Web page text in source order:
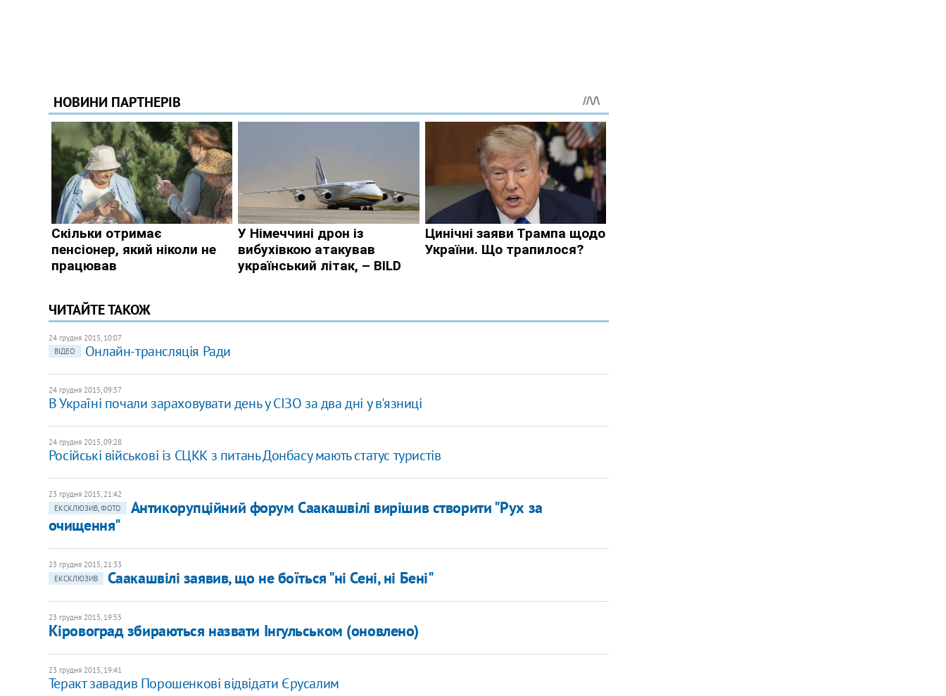
ЧИТАЙТЕ ТАКОЖ
24 грудня 2015, 10:07
ВІДЕО
Онлайн-трансляція Ради
24 грудня 2015, 09:57
В Україні почали зараховувати день у СІЗО за два дні у в'язниці
24 грудня 2015, 09:28
Російські військові із СЦКК з питань Донбасу мають статус туристів
23 грудня 2015, 21:42
ЕКСКЛЮЗИВ, ФОТО
Антикорупційний форум Саакашвілі вирішив створити "Рух за
очищення"
23 грудня 2015, 21:33
ЕКСКЛЮЗИВ
Саакашвілі заявив, що не боїться "ні Сені, ні Бені"
23 грудня 2015, 19:55
Кіровоград збираються назвати Інгульськом (оновлено)
23 грудня 2015, 19:41
Теракт завадив Порошенкові відвідати Єрусалим